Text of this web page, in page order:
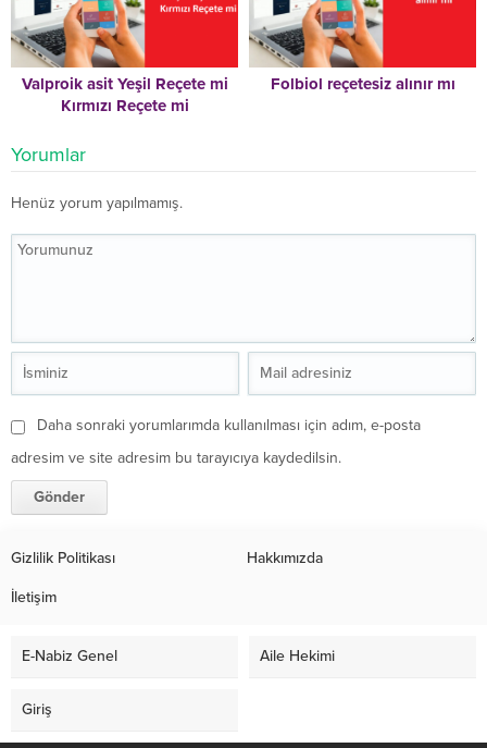
Valproik asit Yeşil Reçete mi
Kırmızı Reçete mi
Folbiol reçetesiz alınır mı
Yorumlar
Henüz yorum yapılmamış.
Daha sonraki yorumlarımda kullanılması için adım, e-posta
adresim ve site adresim bu tarayıcıya kaydedilsin.
Gizlilik Politikası Hakkımızda
İletişim
E-Nabiz Genel Aile Hekimi
Giriş